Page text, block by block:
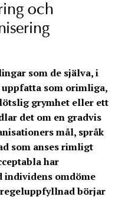
och
som de själva, i
som orimliga,
grymhet eller ett
det om en gradvis
mål, språk
som anses rimligt
har
individens omdöme
börjar